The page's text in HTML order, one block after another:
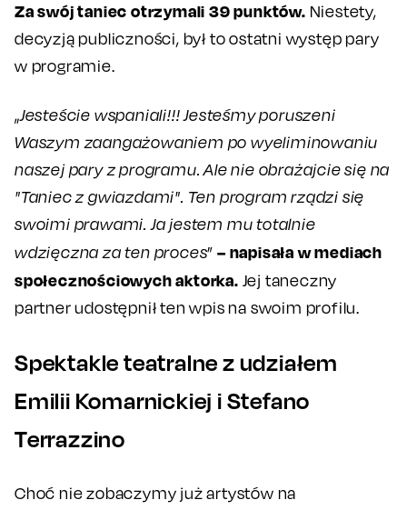
Za swój taniec otrzymali 39 punktów. Niestety,
decyzją publiczności, był to ostatni występ pary
w programie.
„Jesteście wspaniali!!! Jesteśmy poruszeni
Waszym zaangażowaniem po wyeliminowaniu
naszej pary z programu. Ale nie obrażajcie się na
"Taniec z gwiazdami". Ten program rządzi się
swoimi prawami. Ja jestem mu totalnie
wdzięczna za ten proces”– napisała w mediach
społecznościowych aktorka. Jej taneczny
partner udostępnił ten wpis na swoim profilu.
Spektakle teatralne z udziałem
Emilii Komarnickiej i Stefano
Terrazzino
Choć nie zobaczymy już artystów na